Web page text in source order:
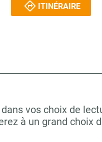
ITINÉRAIRE
vos choix de
à un grand